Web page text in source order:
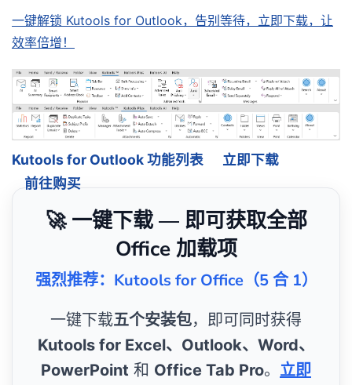
一键解锁 Kutools for Outlook，告别等待，立即下载，让
效率倍增！
Kutools for Outlook 功能列表
立即下载
前往购买
🚀 一键下载 — 即可获取全部
Office 加载项
强烈推荐：Kutools for Office（5 合 1）
一键下载五个安装包，即可同时获得
Kutools for Excel、Outlook、Word、
PowerPoint 和 Office Tab Pro。 立即